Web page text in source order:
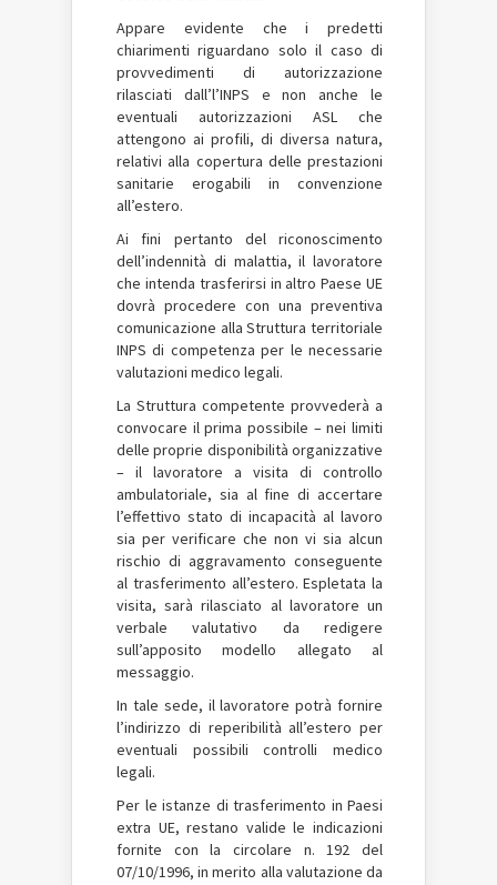
Appare evidente che i predetti
chiarimenti riguardano solo il caso di
provvedimenti di autorizzazione
rilasciati dall’l’INPS e non anche le
eventuali autorizzazioni ASL che
attengono ai profili, di diversa natura,
relativi alla copertura delle prestazioni
sanitarie erogabili in convenzione
all’estero.
Ai fini pertanto del riconoscimento
dell’indennità di malattia, il lavoratore
che intenda trasferirsi in altro Paese UE
dovrà procedere con una preventiva
comunicazione alla Struttura territoriale
INPS di competenza per le necessarie
valutazioni medico legali.
La Struttura competente provvederà a
convocare il prima possibile – nei limiti
delle proprie disponibilità organizzative
– il lavoratore a visita di controllo
ambulatoriale, sia al fine di accertare
l’effettivo stato di incapacità al lavoro
sia per verificare che non vi sia alcun
rischio di aggravamento conseguente
al trasferimento all’estero. Espletata la
visita, sarà rilasciato al lavoratore un
verbale valutativo da redigere
sull’apposito modello allegato al
messaggio.
In tale sede, il lavoratore potrà fornire
l’indirizzo di reperibilità all’estero per
eventuali possibili controlli medico
legali.
Per le istanze di trasferimento in Paesi
extra UE, restano valide le indicazioni
fornite con la circolare n. 192 del
07/10/1996, in merito alla valutazione da